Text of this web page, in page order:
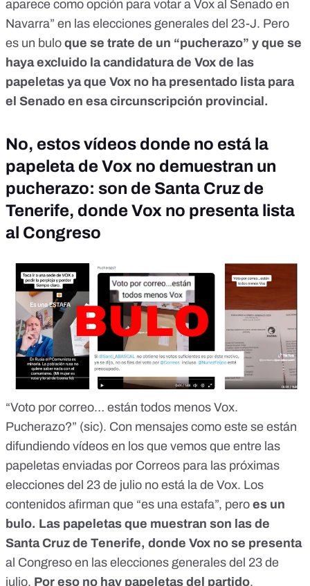
aparece como opción para votar a Vox al Senado en
Navarra” en las elecciones generales del 23-J. Pero
es un bulo que se trate de un “pucherazo” y que se
haya excluido la candidatura de Vox de las
papeletas ya que Vox no ha presentado lista para
el Senado en esa circunscripción provincial.
No, estos vídeos donde no está la
papeleta de Vox no demuestran un
pucherazo: son de Santa Cruz de
Tenerife, donde Vox no presenta lista
al Congreso
“Voto por correo… están todos menos Vox.
Pucherazo?” (sic). Con mensajes como este se están
difundiendo vídeos en los que vemos que entre las
papeletas enviadas por Correos para las próximas
elecciones del 23 de julio no está la de Vox. Los
contenidos afirman que “es una estafa”, pero es un
bulo. Las papeletas que muestran son las de
Santa Cruz de Tenerife, donde Vox no se presenta
al Congreso en las elecciones generales del 23 de
julio. Por eso no hay papeletas del partido.